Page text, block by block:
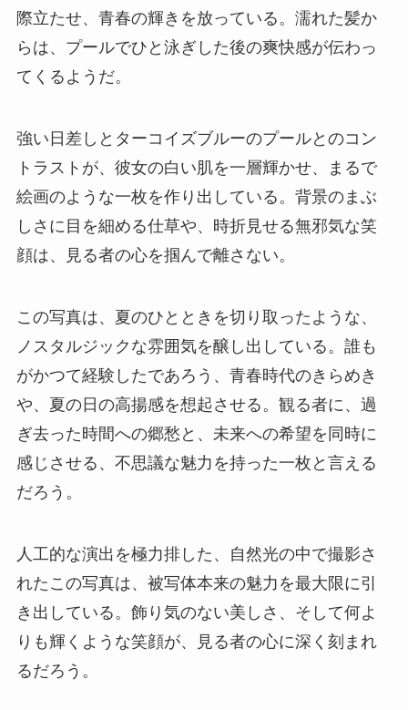
際立たせ、青春の輝きを放っている。濡れた髪か
らは、プールでひと泳ぎした後の爽快感が伝わっ
てくるようだ。
強い日差しとターコイズブルーのプールとのコン
トラストが、彼女の白い肌を一層輝かせ、まるで
絵画のような一枚を作り出している。背景のまぶ
しさに目を細める仕草や、時折見せる無邪気な笑
顔は、見る者の心を掴んで離さない。
この写真は、夏のひとときを切り取ったような、
ノスタルジックな雰囲気を醸し出している。誰も
がかつて経験したであろう、青春時代のきらめき
や、夏の日の高揚感を想起させる。観る者に、過
ぎ去った時間への郷愁と、未来への希望を同時に
感じさせる、不思議な魅力を持った一枚と言える
だろう。
人工的な演出を極力排した、自然光の中で撮影さ
れたこの写真は、被写体本来の魅力を最大限に引
き出している。飾り気のない美しさ、そして何よ
りも輝くような笑顔が、見る者の心に深く刻まれ
るだろう。